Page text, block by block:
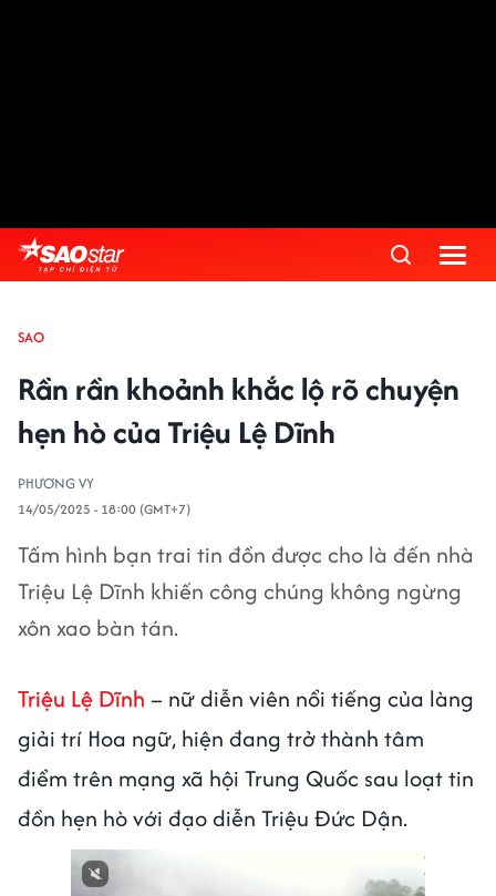
SAO
Rần rần khoảnh khắc lộ rõ chuyện
hẹn hò của Triệu Lệ Dĩnh
PHƯƠNG VY
14/05/2025 - 18:00 (GMT+7)
Tấm hình bạn trai tin đồn được cho là đến nhà
Triệu Lệ Dĩnh khiến công chúng không ngừng
xôn xao bàn tán.
Triệu Lệ Dĩnh – nữ diễn viên nổi tiếng của làng
giải trí Hoa ngữ, hiện đang trở thành tâm
điểm trên mạng xã hội Trung Quốc sau loạt tin
đồn hẹn hò với đạo diễn Triệu Đức Dận.